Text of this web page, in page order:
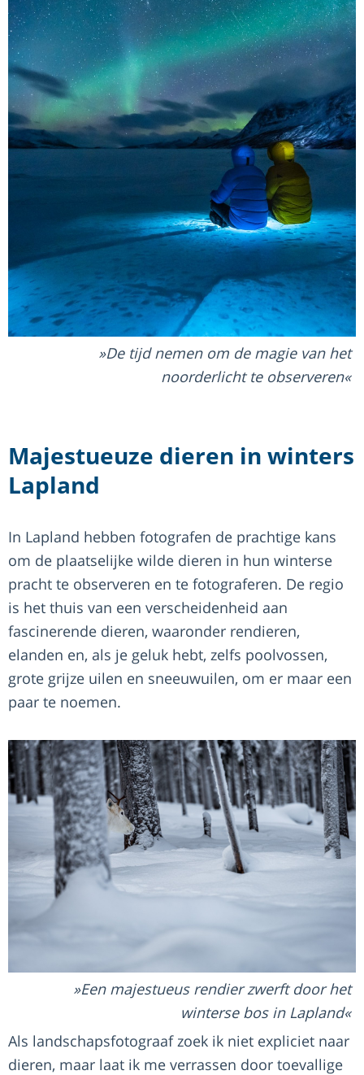
De tijd nemen om de magie van het
noorderlicht te observeren
Majestueuze dieren in winters
Lapland
In Lapland hebben fotografen de prachtige kans
om de plaatselijke wilde dieren in hun winterse
pracht te observeren en te fotograferen. De regio
is het thuis van een verscheidenheid aan
fascinerende dieren, waaronder rendieren,
elanden en, als je geluk hebt, zelfs poolvossen,
grote grijze uilen en sneeuwuilen, om er maar een
paar te noemen.
Een majestueus rendier zwerft door het
winterse bos in Lapland
Als landschapsfotograaf zoek ik niet expliciet naar
dieren, maar laat ik me verrassen door toevallige